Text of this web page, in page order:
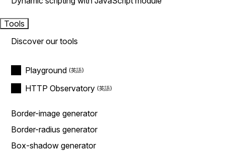
Tools
Discover our tools
Playground
HTTP Observatory
Border-image generator
Border-radius generator
Box-shadow generator